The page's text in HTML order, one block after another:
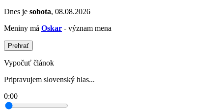
Dnes je sobota, 08.08.2026
Meniny má Oskar - význam mena
Prehrať
Vypočuť článok
Pripravujem slovenský hlas...
0:00